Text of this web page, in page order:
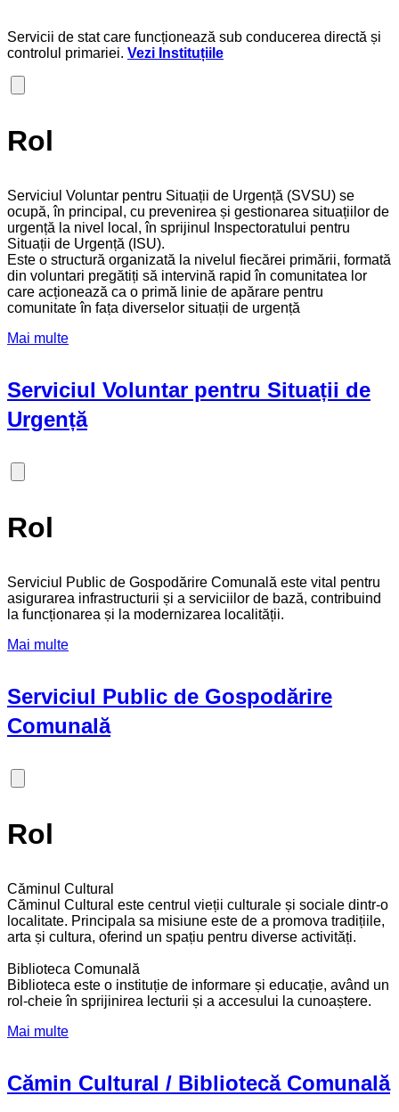
Servicii de stat care funcționează sub conducerea directă și
controlul primariei. Vezi Instituțiile
Rol
Serviciul Voluntar pentru Situații de Urgență (SVSU) se
ocupă, în principal, cu prevenirea și gestionarea situațiilor de
urgență la nivel local, în sprijinul Inspectoratului pentru
Situații de Urgență (ISU).
Este o structură organizată la nivelul fiecărei primării, formată
din voluntari pregătiți să intervină rapid în comunitatea lor
care acționează ca o primă linie de apărare pentru
comunitate în fața diverselor situații de urgență
Mai multe
Serviciul Voluntar pentru Situații de
Urgență
Rol
Serviciul Public de Gospodărire Comunală este vital pentru
asigurarea infrastructurii și a serviciilor de bază, contribuind
la funcționarea și la modernizarea localității.
Mai multe
Serviciul Public de Gospodărire
Comunală
Rol
Căminul Cultural
Căminul Cultural este centrul vieții culturale și sociale dintr-o
localitate. Principala sa misiune este de a promova tradițiile,
arta și cultura, oferind un spațiu pentru diverse activități.
Biblioteca Comunală
Biblioteca este o instituție de informare și educație, având un
rol-cheie în sprijinirea lecturii și a accesului la cunoaștere.
Mai multe
Cămin Cultural / Bibliotecă Comunală